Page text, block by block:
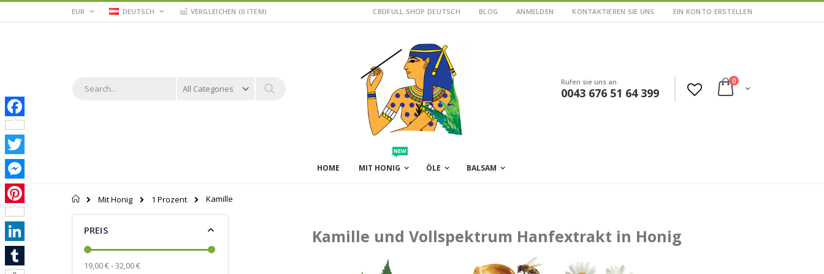
Zum
WÄHRUNG
EUR
STOREDEUTSCH CBDFULL SHOP DEUTSCH
VERGLEICHEN (0 ITEM) BLOG ANMELDEN KONTAKTIEREN SIE UNS EIN KONTO ERSTELLEN
Cart
0Artikel
Rufen sie uns an
0043 676 51 64 399
HOME MIT HONIG
NEW
ÖLE BALSAM
Startseite
Mit Honig 1 Prozent Kamille
Twitter
Messenger
LinkedIn
Kamille und Vollspektrum Hanfextrakt in Honig
PREIS
19,00 € - 32,00 €